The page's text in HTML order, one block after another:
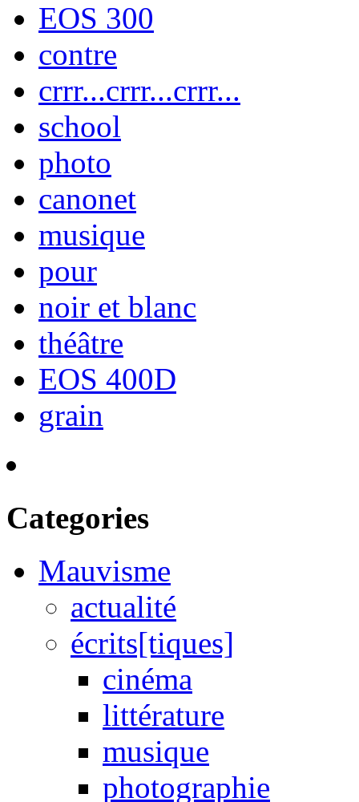
EOS 300
contre
crrr...crrr...crrr...
school
photo
canonet
musique
pour
noir et blanc
théâtre
EOS 400D
grain
Categories
Mauvisme
actualité
écrits[tiques]
cinéma
littérature
musique
photographie